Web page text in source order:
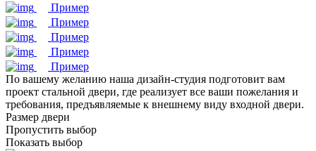
Пример
Пример
Пример
Пример
Пример
По вашему желанию наша дизайн-студия подготовит вам
проект стальной двери, где реализует все ваши пожелания и
требования, предъявляемые к внешнему виду входной двери.
Размер двери
Пропустить выбор
Показать выбор